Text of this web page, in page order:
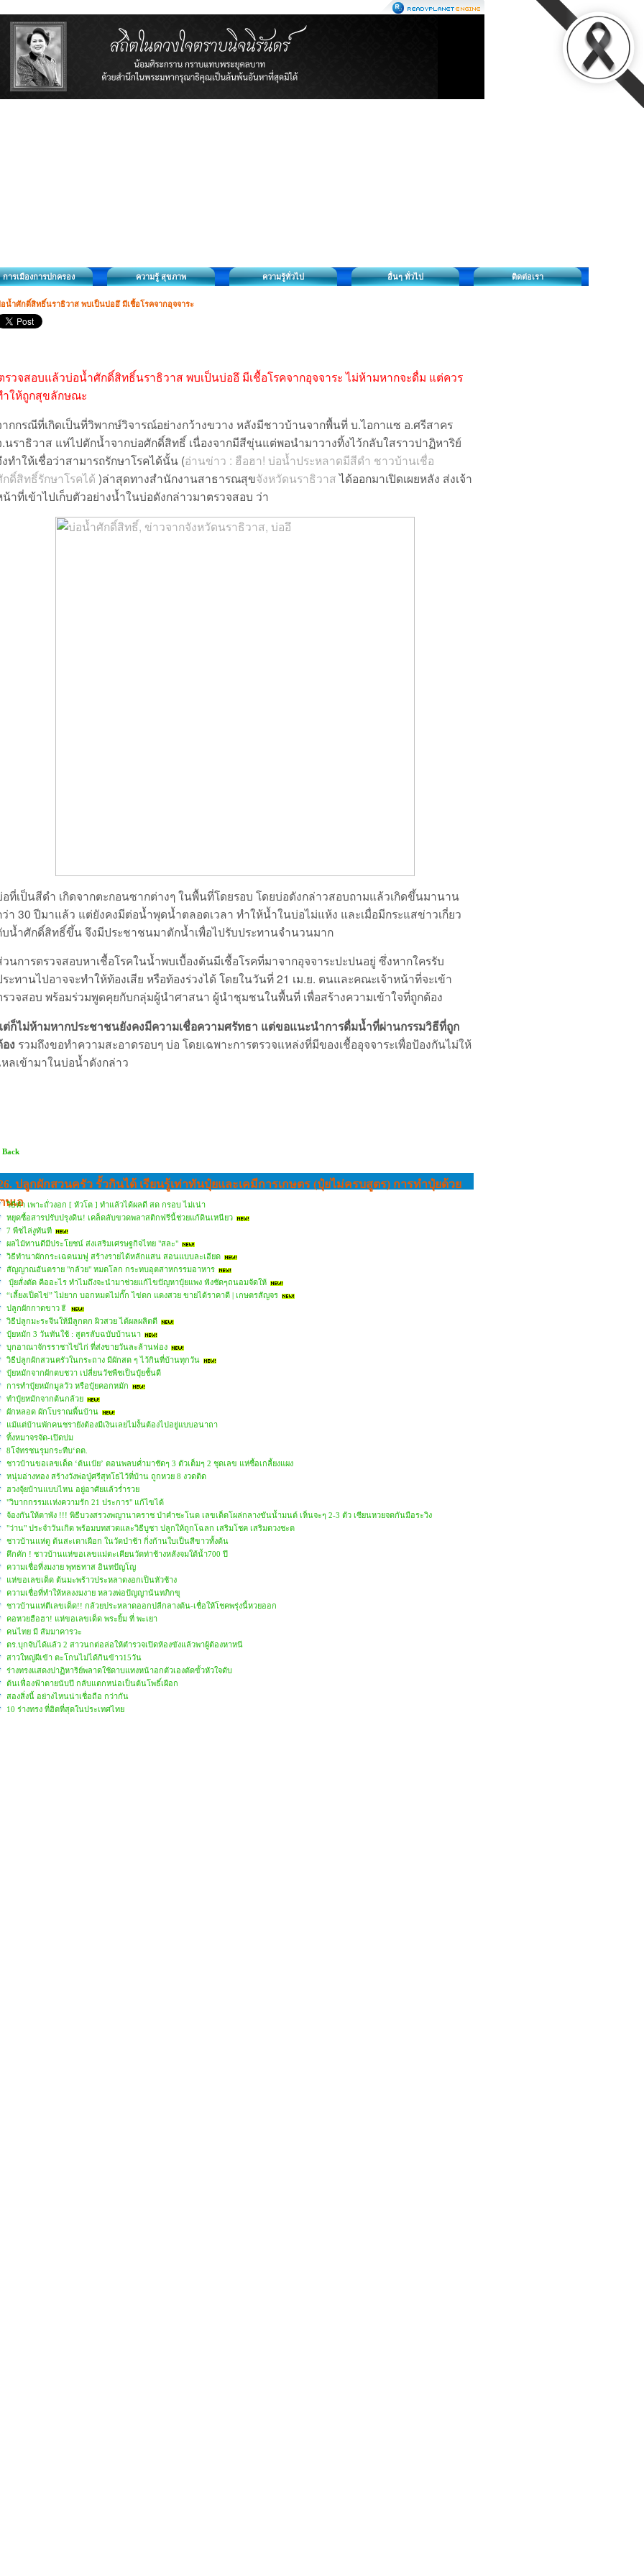
การเมืองการปกครอง ความรู้ สุขภาพ ความรู้ทั่วไป อื่นๆ ทั่วไป ติดต่อเรา
น้ำศักดิ์สิทธิ์นราธิวาส พบเป็นบ่ออึ มีเชื้อโรคจากอุจจาระ
รวจสอบแล้วบ่อน้ำศักดิ์สิทธิ์นราธิวาส พบเป็นบ่ออึ มีเชื้อโรคจากอุจจาระ ไม่ห้ามหากจะดื่ม แต่ควร
ำให้ถูกสุขลักษณะ
กกรณีที่เกิดเป็นที่วิพากษ์วิจารณ์อย่างกว้างขวาง หลังมีชาวบ้านจากพื้นที่ บ.ไอกาแซ อ.ศรีสาคร
นราธิวาส แห่ไปตักน้ำจากบ่อศักดิ์สิทธิ์ เนื่องจากมีสีขุ่นแต่พอนำมาวางทิ้งไว้กลับใสราวปาฏิหาริย์
ทำให้เชื่อว่าสามารถรักษาโรคได้นั้น (อ่านข่าว : ฮือฮา! บ่อน้ำประหลาดมีสีดำ ชาวบ้านเชื่อ
ดิ์สิทธิ์รักษาโรคได้ )ล่าสุดทางสำนักงานสาธารณสุขจังหวัดนราธิวาสได้ออกมาเปิดเผยหลัง ส่งเจ้า
าที่เข้าไปเก็บตัวอย่างน้ำในบ่อดังกล่าวมาตรวจสอบ ว่า
ที่เป็นสีดำ เกิดจากตะกอนซากต่างๆ ในพื้นที่โดยรอบ โดยบ่อดังกล่าวสอบถามแล้วเกิดขึ้นมานาน
า 30 ปีมาแล้ว แต่ยังคงมีต่อน้ำพุดน้ำตลอดเวลา ทำให้น้ำในบ่อไม่แห้ง และเมื่อมีกระแสข่าวเกี่ยว
น้ำศักดิ์สิทธิ์ขึ้น จึงมีประชาชนมาตักน้ำเพื่อไปรับประทานจำนวนมาก
นการตรวจสอบหาเชื้อโรคในน้ำพบเบื้องต้นมีเชื้อโรคที่มาจากอุจจาระปะปนอยู่ ซึ่งหากใครรับ
ะทานไปอาจจะทำให้ท้องเสีย หรือท้องร่วงได้ โดยในวันที่ 21 เม.ย. ตนและคณะเจ้าหน้าที่จะเข้า
วจสอบ พร้อมร่วมพูดคุยกับกลุ่มผู้นำศาสนา ผู้นำชุมชนในพื้นที่ เพื่อสร้างความเข้าใจที่ถูกต้อง
ก็ไม่ห้ามหากประชาชนยังคงมีความเชื่อความศรัทธา แต่ขอแนะนำการดื่มน้ำที่ผ่านกรรมวิธีที่ถูก
ง รวมถึงขอทำความสะอาดรอบๆ บ่อ โดยเฉพาะการตรวจแหล่งที่มีของเชื้ออุจจาระเพื่อป้องกันไม่ให้
ลเข้ามาในบ่อน้ำดังกล่าว
Back
ปลูกผักสวนครัว รั้วกินได้ เรียนรู้เท่าทันปุ๋ยและเคมีการเกษตร (ปุ๋ยไม่ครบสูตร) การทําปุ๋ยด้วย
นเอ
วิธีทำ เพาะถั่วงอก [ หัวโต ] ทำแล้วได้ผลดี สด กรอบ ไม่เน่า
หยุดซื้อสารปรับปรุงดิน! เคล็ดลับขวดพลาสติกฟรีนี้ช่วยแก้ดินเหนียว
7 พืชไล่งูทันที
ผลไม้ทานดีมีประโยชน์ ส่งเสริมเศรษฐกิจไทย "สละ"
วิธีทำนาผักกระเฉดนมฟู สร้างรายได้หลักแสน สอนแบบละเอียด
สัญญาณอันตราย "กล้วย" หมดโลก กระทบอุตสาหกรรมอาหาร
ปุ๋ยสั่งตัด คืออะไร ทำไมถึงจะนำมาช่วยแก้ไขปัญหาปุ๋ยแพง ฟังชัดๆถนอมจัดให้
“เลี้ยงเป็ดไข่” ไม่ยาก บอกหมดไม่กั๊ก ไข่ดก แดงสวย ขายได้ราคาดี | เกษตรสัญจร
ปลูกผักกาดขาว🥬
วิธีปลูกมะระจีนให้มีลูกดก ผิวสวย ได้ผลผลิตดี
ปุ๋ยหมัก 3 วันทันใช้ : สูตรลับฉบับบ้านนา
บุกอาณาจักรราชาไข่ไก่ ที่ส่งขายวันละล้านฟอง
วิธีปลูกผักสวนครัวในกระถาง มีผักสด ๆ ไว้กินที่บ้านทุกวัน
ปุ๋ยหมักจากผักตบชวา เปลี่ยนวัชพืชเป็นปุ๋ยชั้นดี
การทำปุ๋ยหมักมูลวัว หรือปุ๋ยคอกหมัก
ทำปุ๋ยหมักจากต้นกล้วย
ผักหลอด ผักโบราณพื้นบ้าน
แม้แต่บ้านพักคนชรายังต้องมีเงินเลยไม่งั้นต้องไปอยู่แบบอนาถา
ทิ้งหมาจรจัด-เปิดปม
8โจ๋ทรชนรุมกระทืบ‘ดต.
ชาวบ้านขอเลขเด็ด ‘ต้นเป๋ย’ ตอนพลบค่ำมาชัดๆ 3 ตัวเต็มๆ 2 ชุดเลข แห่ซื้อเกลี้ยงแผง
หนุ่มอ่างทอง สร้างวังพ่อปู่ศรีสุทโธไว้ที่บ้าน ถูกหวย 8 งวดติด
ฮวงจุ้ยบ้านแบบไหน อยู่อาศัยแล้วร่ำรวย
"วิบากกรรมเเห่งความรัก 21 ประการ" แก้ไขได้
จ้องกันให้ตาพัง !!! พิธีบวงสรวงพญานาคราช ป่าคำชะโนด เลขเด็ดโผล่กลางขันน้ำมนต์ เห็นจะๆ 2-3 ตัว เซียนหวยจดกันมือระวิง
"ว่าน" ประจำวันเกิด พร้อมบทสวดและวิธีบูชา ปลูกให้ถูกโฉลก เสริมโชค เสริมดวงชะต
ชาวบ้านแห่ดู ต้นสะเดาเผือก ในวัดป่าช้า กิ่งก้านใบเป็นสีขาวทั้งต้น
คึกคัก ! ชาวบ้านแห่ขอเลขแม่ตะเคียนวัดท่าช้างหลังจมใต้น้ำ700 ปี
ความเชื่อที่งมงาย พุทธทาส อินทปัญโญ
แห่ขอเลขเด็ด ต้นมะพร้าวประหลาดงอกเป็นหัวช้าง
ความเชื่อที่ทำให้หลงงมงาย หลวงพ่อปัญญานันทภิกขุ
ชาวบ้านแห่ตีเลขเด็ด!! กล้วยประหลาดออกปลีกลางต้น-เชื่อให้โชคพรุ่งนี้หวยออก
คอหวยฮือฮา! แห่ขอเลขเด็ด พระยิ้ม ที่ พะเยา
คนไทย มี สัมมาคารวะ
ตร.บุกจับได้แล้ว 2 สาวนกต่อล่อให้ตำรวจเปิดห้องขังแล้วพาผู้ต้องหาหนี
สาวใหญ่ผีเข้า ตะโกนไม่ได้กินข้าว15วัน
ร่างทรงแสดงปาฏิหาริย์พลาดใช้ดาบแทงหน้าอกตัวเองตัดขั้วหัวใจดับ
ต้นเฟื่องฟ้าตายนับปี กลับแตกหน่อเป็นต้นโพธิ์เผือก
สองสิ่งนี้ อย่างไหนน่าเชื่อถือ กว่ากัน
10 ร่างทรง ที่ฮิตที่สุดในประเทศไทย